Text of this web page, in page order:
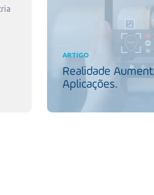
ARTIGO
Realidade
Aplicações.